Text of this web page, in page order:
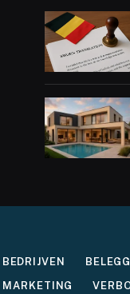
BEDRIJVEN
MARKETING